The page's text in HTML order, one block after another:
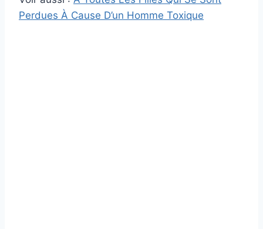
Perdues À Cause D’un Homme Toxique